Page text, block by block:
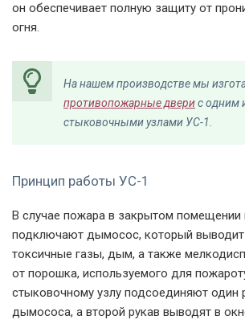
он обеспечивает полную защиту от
огня.
На нашем производстве мы
противопожарные дверис одним
стыковочными узлами УС-1.
Принцип работы УС-1
В случае пожара в закрытом помещении
подключают дымосос, который выводит
токсичные газы, дым, а также
от порошка, используемого для
стыковочному узлу подсоединяют один
дымососа, а второй рукав выводят в